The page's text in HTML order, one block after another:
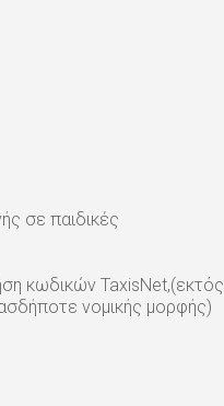
σε παιδικές
κωδικών TaxisNet,(εκτός
νομικής μορφής)